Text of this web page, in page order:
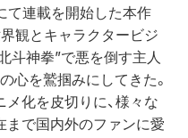
て連載を開始した本作
観とキャラクタービジ
斗神拳”で悪を倒す主人
心を鷲掴みにしてきた。
メ化を皮切りに、様々な
まで国内外のファンに愛